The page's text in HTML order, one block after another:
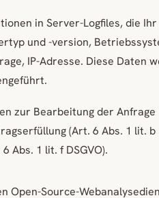
in Server-Logfiles, die Ihr
und -version,
IP-Adresse. Diese Daten
zur Bearbeitung der Anfrage
(Art. 6 Abs. 1 lit. b
Abs. 1 lit. f DSGVO).
Open-Source-